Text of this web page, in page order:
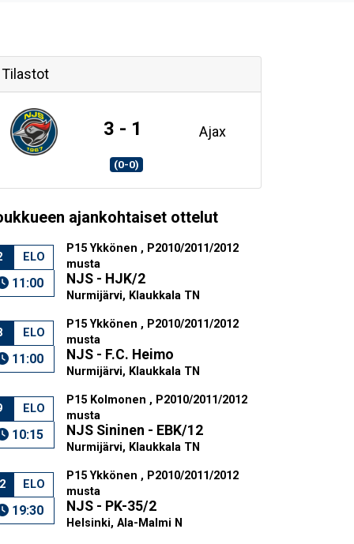
Tilastot
3 - 1 Ajax
(0-0)
ajankohtaiset ottelut
ELO
11:00
P15 Ykkönen , P2010/2011/2012
musta
NJS - HJK/2
Nurmijärvi, Klaukkala TN
ELO
11:00
P15 Ykkönen , P2010/2011/2012
musta
NJS - F.C. Heimo
Nurmijärvi, Klaukkala TN
ELO
10:15
P15 Kolmonen , P2010/2011/2012
musta
NJS Sininen - EBK/12
Nurmijärvi, Klaukkala TN
ELO
19:30
P15 Ykkönen , P2010/2011/2012
musta
NJS - PK-35/2
Helsinki, Ala-Malmi N